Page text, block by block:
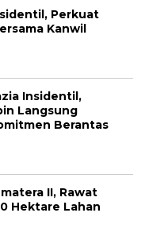
Perkuat
Kanwil
Insidentil,
Langsung
Berantas
II, Rawat
Hektare Lahan